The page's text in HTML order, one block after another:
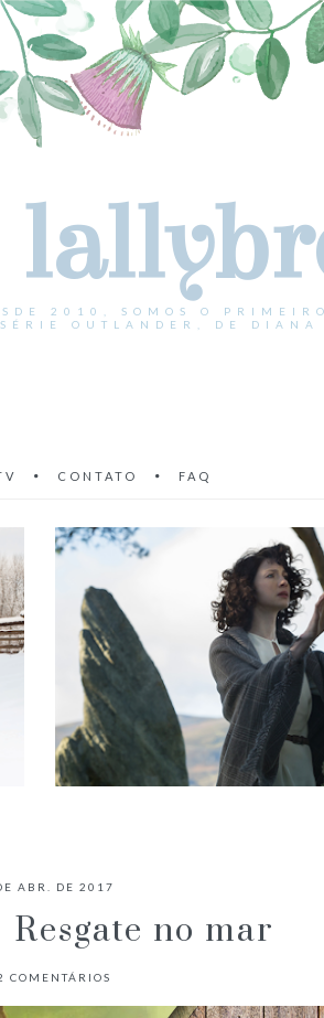
2010, SOMOS O
OUTLANDER, DE
CONTATO FAQ
ABR. DE 2017
Resgate no mar
COMENTÁRIOS